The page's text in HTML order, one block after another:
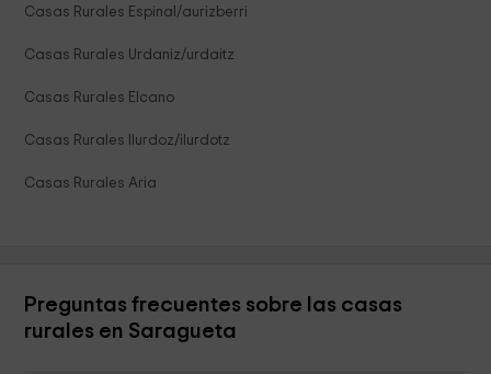
Casas Rurales Espinal/aurizberri
Casas Rurales Urdaniz/urdaitz
Casas Rurales Elcano
Casas Rurales Ilurdoz/ilurdotz
Casas Rurales Aria
Preguntas frecuentes sobre las casas
rurales en Saragueta